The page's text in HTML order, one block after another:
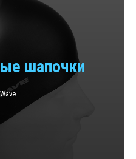
шапочки